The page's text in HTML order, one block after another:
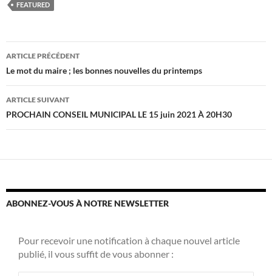
FEATURED
Navigation
des
articles
ARTICLE PRÉCÉDENT
Le mot du maire ; les bonnes nouvelles du printemps
ARTICLE SUIVANT
PROCHAIN CONSEIL MUNICIPAL LE 15 juin 2021 À 20H30
ABONNEZ-VOUS À NOTRE NEWSLETTER
Pour recevoir une notification à chaque nouvel article
publié, il vous suffit de vous abonner :